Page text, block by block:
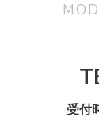
受付